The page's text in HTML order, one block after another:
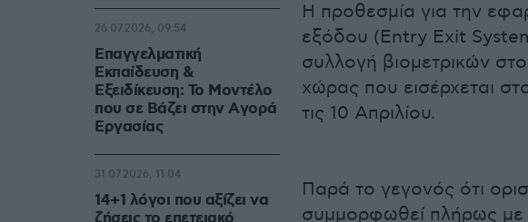
Η προθεσμία για την
εξόδου (Entry Exit
συλλογή βιομετρικών
χώρας που εισέρχεται
τις 10 Απριλίου.
Παρά το γεγονός ότι
συμμορφωθεί πλήρως
Επαγγελματική
Εκπαίδευση &
Εξειδίκευση: Το Mοντέλο
που σε Bάζει στην Aγορά
Eργασίας
26.07.2026, 09:54
14+1 λόγοι που αξίζει να
31.07.2026, 11:04